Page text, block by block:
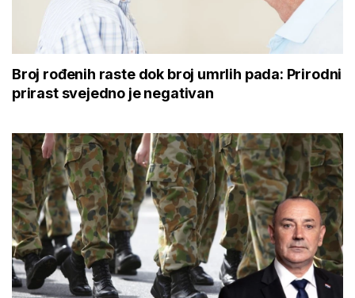
Broj rođenih raste dok broj umrlih pada: Prirodni
prirast svejedno je negativan